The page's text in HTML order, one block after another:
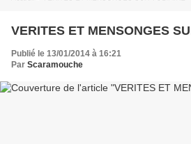
VERITES ET MENSONGES
Publié le 13/01/2014 à 16:21
Par Scaramouche